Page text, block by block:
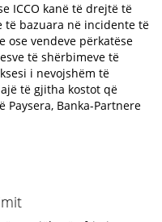
ICCO kanë të drejtë të
të bazuara në incidente të
ose vendeve përkatëse
të shërbimeve të
i nevojshëm të
të gjitha kostot që
Banka-Partnere